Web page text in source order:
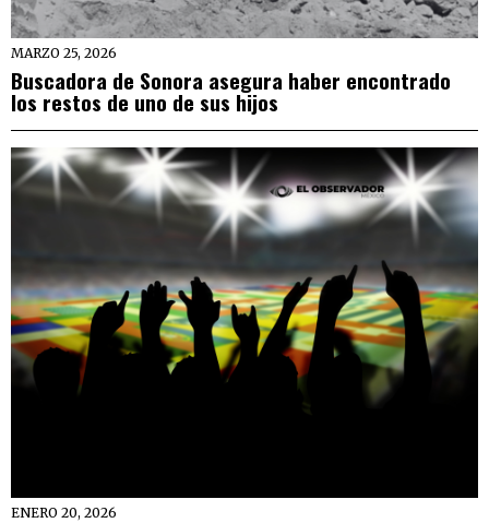
MARZO 25, 2026
Buscadora de Sonora asegura haber encontrado
los restos de uno de sus hijos
ENERO 20, 2026